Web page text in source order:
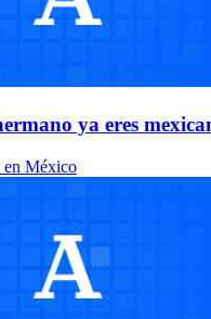
ya eres
en México